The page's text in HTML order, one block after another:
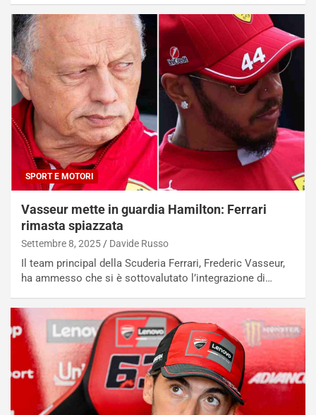
SPORT E MOTORI
Vasseur mette in guardia Hamilton: Ferrari
rimasta spiazzata
Settembre 8, 2025 Davide Russo
Il team principal della Scuderia Ferrari, Frederic Vasseur,
ha ammesso che si è sottovalutato l’integrazione di…
:
I
l
V
i
a
g
g
i
o
ù
n
g
o
m
i
C
o
i
o
d
i
P
a
r
t
e
n
z
d
e
G
P
d
e
a
h
r
n